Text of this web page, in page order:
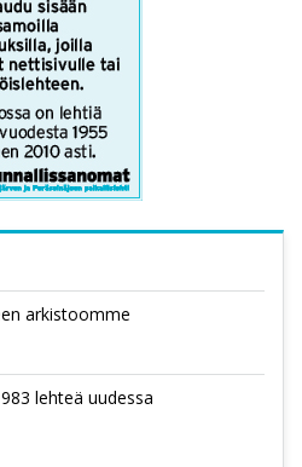
arkistoomme
lehteä uudessa